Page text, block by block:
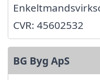
CVR: 45602532
BG Byg ApS